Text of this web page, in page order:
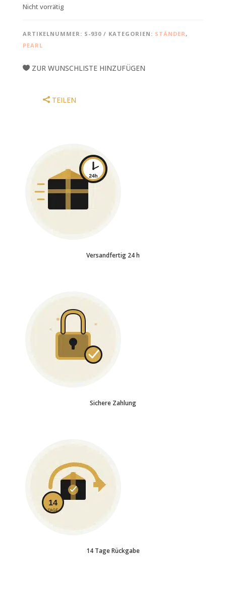
Nicht vorrätig
ARTIKELNUMMER: S-930 KATEGORIEN: STÄNDER ,
PEARL
ZUR WUNSCHLISTE HINZUFÜGEN
TEILEN
Versandfertig 24 h
Sichere Zahlung
14 Tage Rückgabe